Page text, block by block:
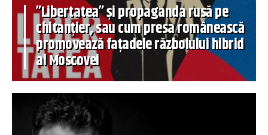
”Libertatea” și propaganda rusă pe
chitanțier, sau cum presa românească
promovează fațadele războiului hibrid
al Moscovei